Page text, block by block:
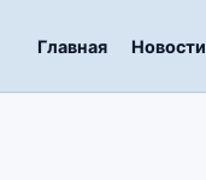
Главная Новости